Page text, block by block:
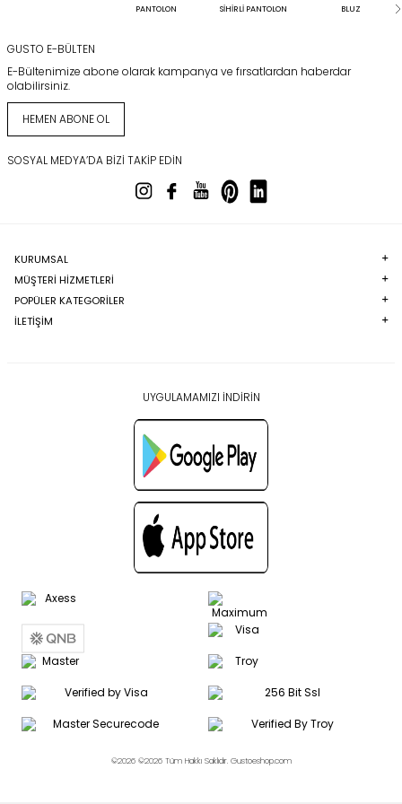
PANTOLON SİHİRLİ PANTOLON BLUZ
GUSTO E-BÜLTEN
E-Bültenimize abone olarak kampanya ve fırsatlardan haberdar
olabilirsiniz.
HEMEN ABONE OL
SOSYAL MEDYA’DA BIZI TAKIP EDIN
KURUMSAL
MÜŞTERI HIZMETLERI
POPÜLER KATEGORILER
İLETİŞİM
UYGULAMAMIZI İNDİRİN
©2026 ©2026 Tüm Hakkı Saklıdır. Gustoeshop.com